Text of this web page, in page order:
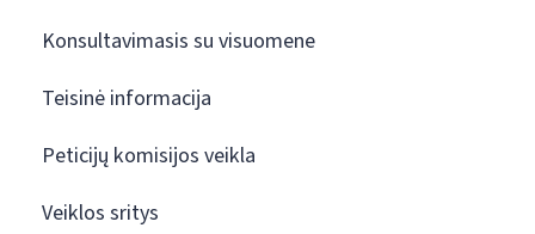
Konsultavimasis su visuomene
Teisinė informacija
Peticijų komisijos veikla
Veiklos sritys